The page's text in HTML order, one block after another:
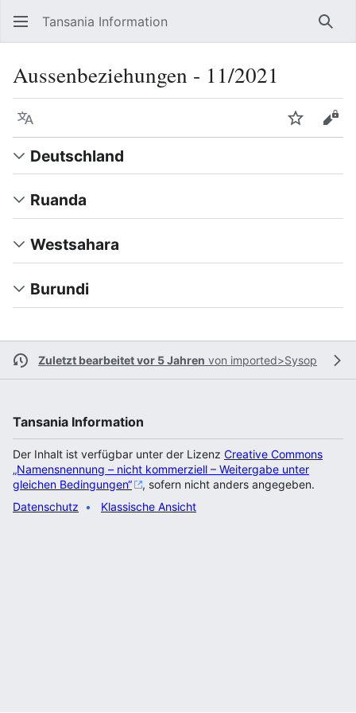
Tansania Information
Aussenbeziehungen ‐ 11/2021
Sprache
Deutschland
Ruanda
Westsahara
Burundi
Zuletzt bearbeitet vor 5 Jahren von imported>Sysop
Tansania Information
Der Inhalt ist verfügbar unter der Lizenz Creative Commons
„Namensnennung – nicht kommerziell – Weitergabe unter
gleichen Bedingungen“
, sofern nicht anders angegeben.
Datenschutz
Klassische Ansicht